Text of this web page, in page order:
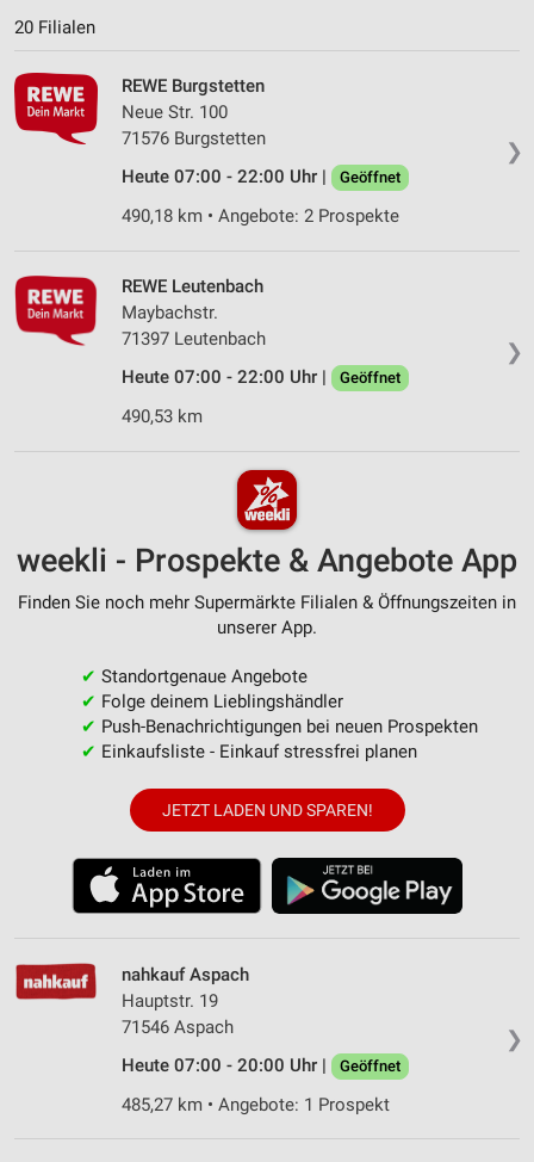
20 Filialen
❯
REWE Burgstetten
Neue Str. 100
71576 Burgstetten
Heute 07:00 - 22:00 Uhr |
Geöffnet
490,18 km • Angebote: 2 Prospekte
❯
REWE Leutenbach
Maybachstr.
71397 Leutenbach
Heute 07:00 - 22:00 Uhr |
Geöffnet
490,53 km
weekli - Prospekte & Angebote App
Finden Sie noch mehr Supermärkte Filialen & Öffnungszeiten in
unserer App.
✔ Standortgenaue Angebote
✔ Folge deinem Lieblingshändler
✔ Push-Benachrichtigungen bei neuen Prospekten
✔ Einkaufsliste - Einkauf stressfrei planen
JETZT LADEN UND SPAREN!
❯
nahkauf Aspach
Hauptstr. 19
71546 Aspach
Heute 07:00 - 20:00 Uhr |
Geöffnet
485,27 km • Angebote: 1 Prospekt